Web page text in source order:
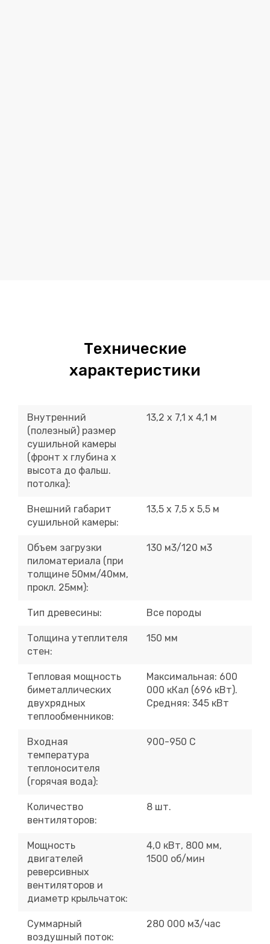
Технические
характеристики
Внутренний
(полезный) размер
сушильной камеры
(фронт х глубина х
высота до фальш.
потолка):
13,2 х 7,1 х 4,1 м
Внешний габарит
сушильной камеры:
13,5 х 7,5 х 5,5 м
Объем загрузки
пиломатериала (при
толщине 50мм/40мм,
прокл. 25мм):
130 м3/120 м3
Тип древесины: Все породы
Толщина утеплителя
стен:
150 мм
Тепловая мощность
биметаллических
двухрядных
теплообменников:
Максимальная: 600
000 кКал (696 кВт).
Средняя: 345 кВт
Входная
температура
теплоносителя
(горячая вода):
900-950 С
Количество
вентиляторов:
8 шт.
Мощность
двигателей
реверсивных
вентиляторов и
диаметр крыльчаток:
4,0 кВт, 800 мм,
1500 об/мин
Суммарный
воздушный поток:
280 000 м3/час